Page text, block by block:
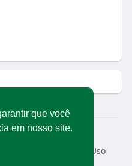
que você
em nosso site.
Abrasel
Termos de Uso